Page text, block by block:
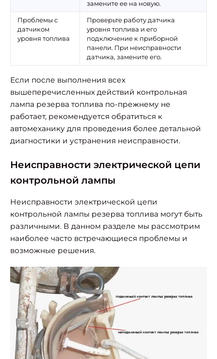
замените ее на новую.
Проблемы с
датчиком
уровня топлива
Проверьте работу датчика
уровня топлива и его
подключение к приборной
панели. При неисправности
датчика, замените его.
Если после выполнения всех
вышеперечисленных действий контрольная
лампа резерва топлива по-прежнему не
работает, рекомендуется обратиться к
автомеханику для проведения более детальной
диагностики и устранения неисправности.
Неисправности электрической цепи
контрольной лампы
Неисправности электрической цепи
контрольной лампы резерва топлива могут быть
различными. В данном разделе мы рассмотрим
наиболее часто встречающиеся проблемы и
возможные решения.